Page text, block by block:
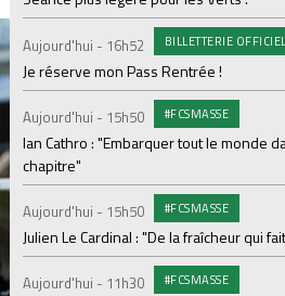
Aujourd'hui - 16h52 BILLETTERIE
Je réserve mon Pass Rentrée !
Aujourd'hui - 15h50 #FCSMASSE
Ian Cathro : "Embarquer tout le monde
chapitre"
Aujourd'hui - 15h50 #FCSMASSE
Julien Le Cardinal : "De la fraîcheur qui
Aujourd'hui - 11h30 #FCSMASSE